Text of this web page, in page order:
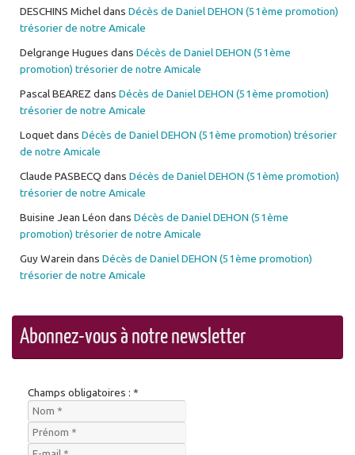
DESCHINS Micheldans Décès de Daniel DEHON (51ème promotion)
trésorier de notre Amicale
Delgrange Hugues dans Décès de Daniel DEHON (51ème
promotion) trésorier de notre Amicale
Pascal BEAREZ dans Décès de Daniel DEHON (51ème promotion)
trésorier de notre Amicale
Loquetdans Décès de Daniel DEHON (51ème promotion) trésorier
de notre Amicale
Claude PASBECQ dans Décès de Daniel DEHON (51ème promotion)
trésorier de notre Amicale
Buisine Jean Léon dans Décès de Daniel DEHON (51ème
promotion) trésorier de notre Amicale
Guy Warein dans Décès de Daniel DEHON (51ème promotion)
trésorier de notre Amicale
Abonnez-vous à notre newsletter
Champs obligatoires : *